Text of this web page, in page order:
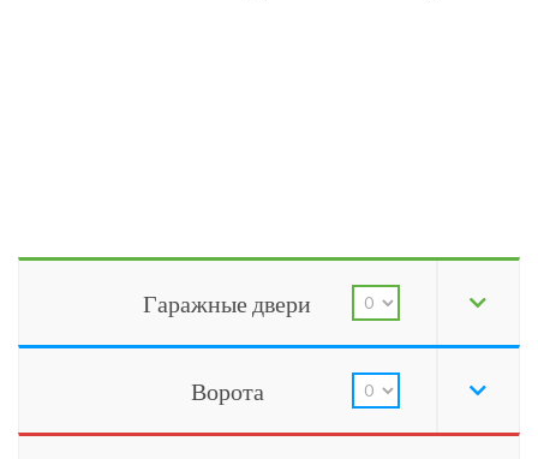
Гаражные двери
Ворота